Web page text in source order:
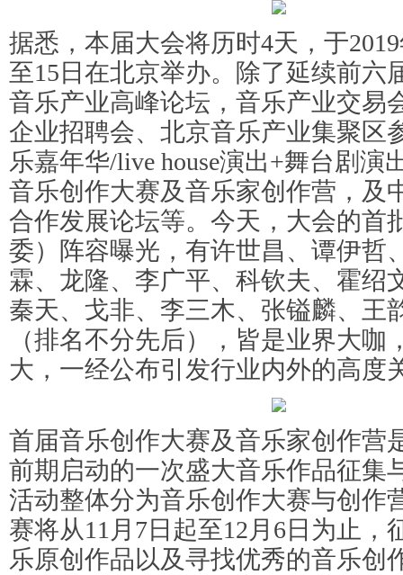
据悉，本届大会将历时4天，于
至15日在北京举办。除了延续前六
音乐产业高峰论坛，音乐产业交易
企业招聘会、北京音乐产业集聚区
乐嘉年华/live house演出+舞台剧演
音乐创作大赛及音乐家创作营，及
合作发展论坛等。今天，大会的首
委）阵容曝光，有许世昌、谭伊哲
霖、龙隆、李广平、科钦夫、霍绍
秦天、戈非、李三木、张镒麟、王
（排名不分先后），皆是业界大咖
大，一经公布引发行业内外的高度
首届音乐创作大赛及音乐家创作营
前期启动的一次盛大音乐作品征集
活动整体分为音乐创作大赛与创作
赛将从11月7日起至12月6日为止，
乐原创作品以及寻找优秀的音乐创